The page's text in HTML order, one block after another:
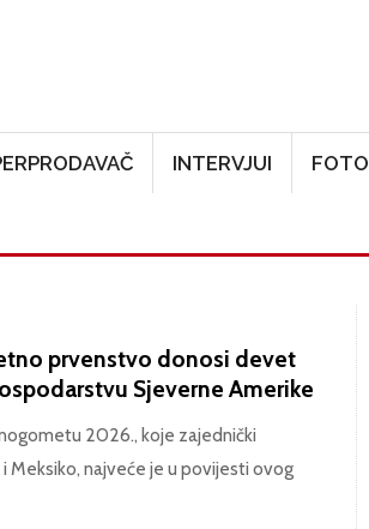
INTERVJUI FOTO
prvenstvo donosi devet
Sjeverne Amerike
2026., koje zajednički
i Meksiko, najveće je u povijesti ovog